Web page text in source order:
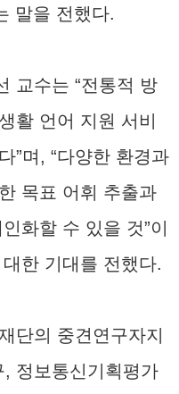
말을 전했다.
교수는 “전통적 방
활 언어 지원 서비
”며, “다양한 환경과
목표 어휘 추출과
화할 수 있을 것”이
한 기대를 전했다.
단의 중견연구자지
정보통신기획평가